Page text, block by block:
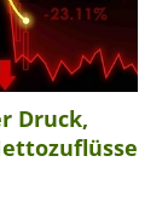
Druck,